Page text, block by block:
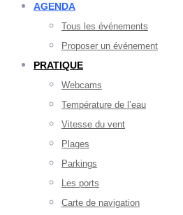
AGENDA
Tous les événements
Proposer un événement
PRATIQUE
Webcams
Température de l’eau
Vitesse du vent
Plages
Parkings
Les ports
Carte de navigation